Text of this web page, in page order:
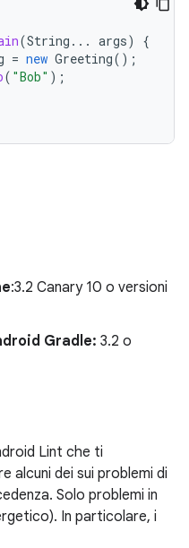
(String ... args)
{
= new Greeting();
( "Bob" );
:3.2 Canary 10 o versioni
Gradle: 3.2 o
Lint che ti
alcuni dei sui problemi di
Solo problemi in
In particolare, i